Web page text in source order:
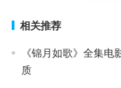
相关推荐
《锦月如歌》全集
质